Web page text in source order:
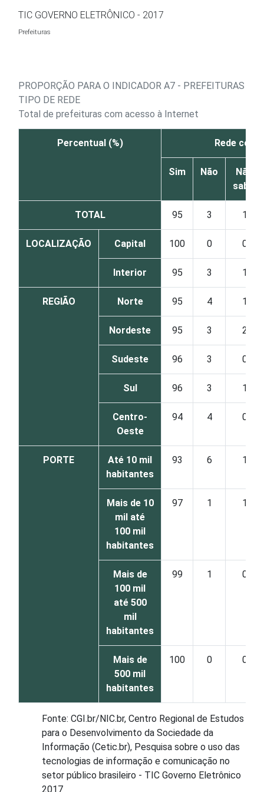
TIC GOVERNO ELETRÔNICO - 2017
Prefeituras
PROPORÇÃO PARA O INDICADOR A7 - PREFEITURAS
TIPO DE REDE
Total de prefeituras com acesso à Internet
Percentual (%) Rede com
Sim Não
Não
sabe
TOTAL 95 3 1
LOCALIZAÇÃO Capital 100 0 0
Interior 95 3 1
REGIÃO Norte 95 4 1
Nordeste 95 3 2
Sudeste 96 3 0
Sul 96 3 1
Centro-
Oeste
94 4 0
PORTE
Até 10 mil
habitantes
93 6 1
Mais de 10
mil até
100 mil
habitantes
97 1 1
Mais de
100 mil
até 500
mil
habitantes
99 1 0
Mais de
500 mil
habitantes
100 0 0
Fonte: CGI.br/NIC.br, Centro Regional de Estudos
para o Desenvolvimento da Sociedade da
Informação (Cetic.br), Pesquisa sobre o uso das
tecnologias de informação e comunicação no
setor público brasileiro - TIC Governo Eletrônico
2017